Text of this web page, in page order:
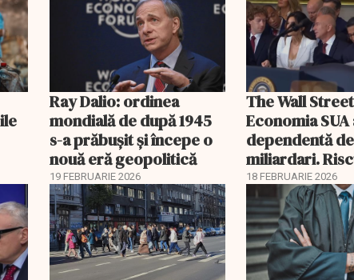
Ray Dalio: ordinea
mondială de după 1945
s-a prăbușit și începe o
nouă eră geopolitică
19 FEBRUARIE 2026
The Wall
Economia
dependentă de
miliardari.
pentru burse
18 FEBRUARIE 2026